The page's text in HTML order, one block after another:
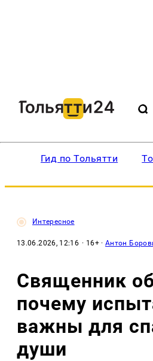
Гид по Тольятти
Интересное
13.06.2026, 12:16 · 16+ ·Антон
Священник
почему
важны для
души